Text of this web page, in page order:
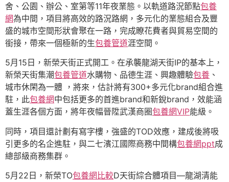
舍、公園、辦公、室第等11年夜業態。以軌道路況節點包養
網為中間，項目將高效的路況路網，多元化的業態組合及豐
盛的城市空間形狀會聚在一路，完成瞭花費者與貿易空間的
銜接，帶來一個極新的生包養管道涯空間。
5月15日，新榮天街正式開工。在承襲龍湖天街IP的基本上，
新榮天街集潮包養管道水購物、品德生涯、興趣體驗包養 、
城市休閑為一體 ，將來，估計將有300+多元化brand組合進
駐，此包養網中包括更多的首進brand和新銳brand，效能涵
蓋生涯各個方面，將年夜幅晉陞武漢商圈包養網VIP能級。
同時，項目還計劃有寫字樓，強盛的TOD效應，建成後將吸
引更多的名企進駐，與二七濱江國際商務中間構包養網ppt成
總部級商務集群。
5月22日，新榮TO包養網比較D天街綜合體項目—龍湖清能